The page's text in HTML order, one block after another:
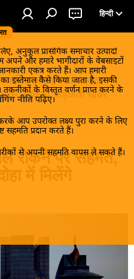
हिन्दी
अनुकूल प्रासंगिक समाचार उत्पादों
अपने और हमारे भागीदारों के वेबसाइटों
एकत्र करते हैं। आप हमारी
इस्तेमाल कैसे किया जाता है, इसकी
के विस्तृत वर्णन प्राप्त करने के
नीति पढ़िए।
आप उपरोक्त लक्ष्य पुरा करने के लिए
प्रदान करते हैं।
से अपनी सहमति वापस ले सकते हैं।
जानिए और इनका आनंद
गरम तड़कती फड़कती खबरें
रोकने पर सहमत,
में मिलेंगे